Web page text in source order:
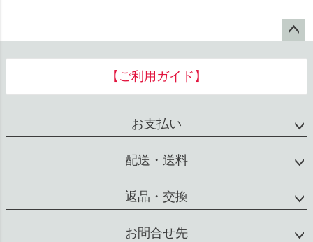
へ
【ご利用ガイド】
お支払い
配送・送料
返品・交換
お問合せ先